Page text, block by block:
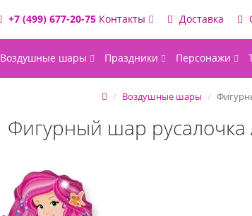
+7 (499) 677-20-75 Контакты Доставка
Воздушные шары Праздники Персонажи
Воздушные шары
Фигурный шар русалочка